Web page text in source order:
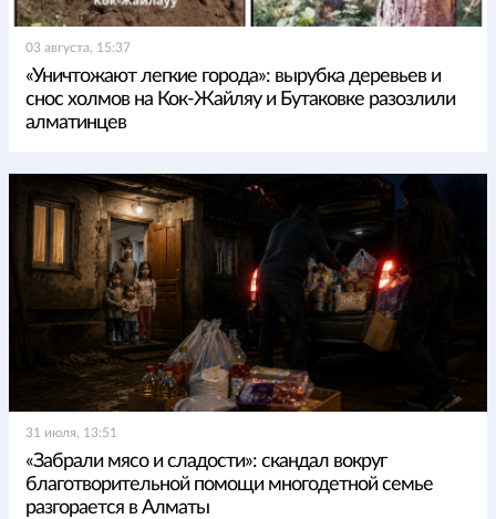
03 августа, 15:37
«Уничтожают легкие города»: вырубка деревьев и
снос холмов на Кок-Жайляу и Бутаковке разозлили
алматинцев
31 июля, 13:51
«Забрали мясо и сладости»: скандал вокруг
благотворительной помощи многодетной семье
разгорается в Алматы